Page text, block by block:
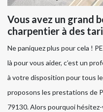
Vous avez un grand
charpentier à des
Ne paniquez plus pour cela !
là pour vous aider, c’est un
à votre disposition pour tous
proposons les prestations de
79130. Alors pourquoi